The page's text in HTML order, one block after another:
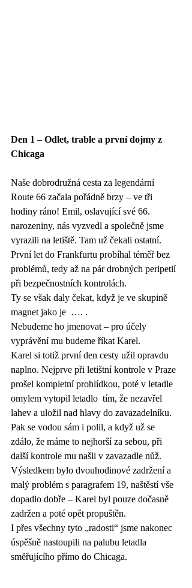
Den 1 – Odlet, trable a první dojmy z
Chicaga
Naše dobrodružná cesta za legendární
Route 66 začala pořádně brzy – ve tři
hodiny ráno! Emil, oslavující své 66.
narozeniny, nás vyzvedl a společně jsme
vyrazili na letiště. Tam už čekali ostatní.
První let do Frankfurtu probíhal téměř bez
problémů, tedy až na pár drobných peripetií
při bezpečnostních kontrolách.
Ty se však daly čekat, když je ve skupině
magnet jako je  …. .
Nebudeme ho jmenovat – pro účely
vyprávění mu budeme říkat Karel.
Karel si totiž první den cesty užil opravdu
naplno. Nejprve při letištní kontrole v Praze
prošel kompletní prohlídkou, poté v letadle
omylem vytopil letadlo  tím, že nezavřel
lahev a uložil nad hlavy do zavazadelníku.
Pak se vodou sám i polil, a když už se
zdálo, že máme to nejhorší za sebou, při
další kontrole mu našli v zavazadle nůž.
Výsledkem bylo dvouhodinové zadržení a
malý problém s paragrafem 19, naštěstí vše
dopadlo dobře – Karel byl pouze dočasně
zadržen a poté opět propuštěn.
I přes všechny tyto „radosti“ jsme nakonec
úspěšně nastoupili na palubu letadla
směřujícího přímo do Chicaga.